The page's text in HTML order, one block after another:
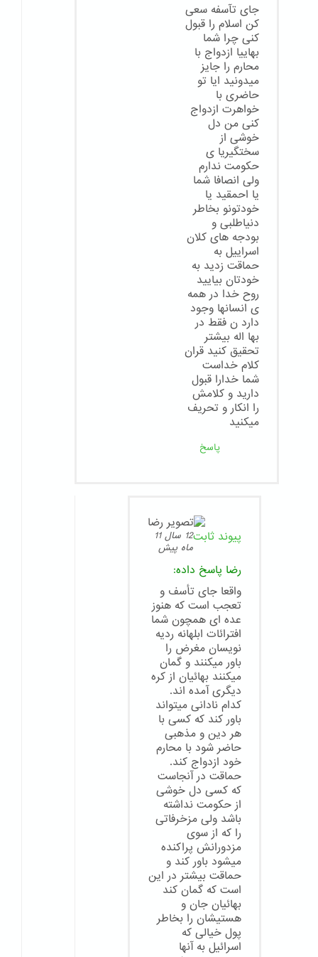
جای تآسفه سعی
کن اسلام را قبول
کنی چرا شما
بهاییا ازدواج با
محارم را جایز
میدونید ایا تو
حاضری با
خواهرت ازدواج
کنی من دل
خوشی از
سختگیریا ی
حکومت ندارم
ولی انصافا شما
یا احمقید یا
خودتونو بخاطر
دنیاطلبی و
بودجه های کلان
اسراییل به
حماقت زدید به
خودتان بیایید
روح خدا در همه
ی انسانها وجود
دارد ن فقط در
بها اله بیشتر
تحقیق کنید قران
کلام خداست
شما خدارا قبول
دارید و کلامش
را انکار و تحریف
میکنید
پاسخ
پیوند ثابت
12 سال 11
ماه پیش
رضا پاسخ داده:
واقعا جای تأسف و
تعجب است که هنوز
عده ای همچون شما
افترائات ابلهانه ردیه
نویسان مغرض را
باور میکنند و گمان
میکنند بهائیان از کره
دیگری آمده اند.
کدام نادانی میتواند
باور کند که کسی با
هر دین و مذهبی
حاضر شود با محارم
خود ازدواج کند.
حماقت در آنجاست
که کسی دل خوشی
از حکومت نداشته
باشد ولی مزخرفاتی
را که از سوی
مزدورانش پراکنده
میشود باور کند و
حماقت بیشتر در این
است که گمان کند
بهائیان جان و
هستیشان را بخاطر
پول خیالی که
اسرائیل به آنها